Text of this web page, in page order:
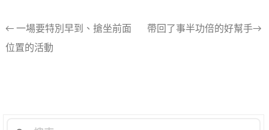
文
章
← 一場要特別早到、搶坐前面
位置的活動
帶回了事半功倍的好幫手→